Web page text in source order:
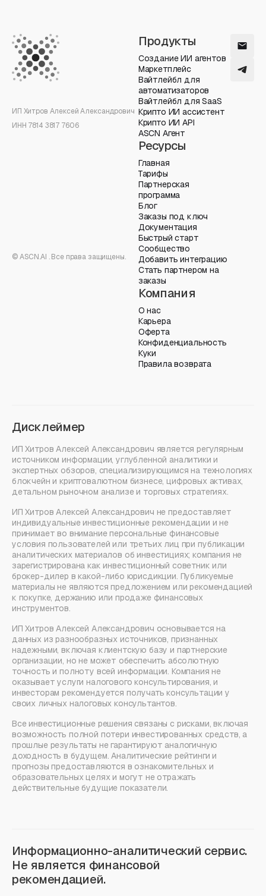
ИП Хитров Алексей Александрович
ИНН 7814 3817 7606
© ASCN.AI . Все права защищены.
Продукты
Создание ИИ агентов
Маркетплейс
Вайтлейбл для
автоматизаторов
Вайтлейбл для SaaS
Крипто ИИ ассистент
Крипто ИИ API
ASCN Агент
Ресурсы
Главная
Тарифы
Партнерская
программа
Блог
Заказы под ключ
Документация
Быстрый старт
Сообщество
Добавить интеграцию
Стать партнером на
заказы
Компания
О нас
Карьера
Оферта
Конфиденциальность
Куки
Правила возврата
Дисклеймер
ИП Хитров Алексей Александрович является регулярным
источником информации, углубленной аналитики и
экспертных обзоров, специализирующимся на технологиях
блокчейн и криптовалютном бизнесе, цифровых активах,
детальном рыночном анализе и торговых стратегиях.
ИП Хитров Алексей Александрович не предоставляет
индивидуальные инвестиционные рекомендации и не
принимает во внимание персональные финансовые
условия пользователей или третьих лиц при публикации
аналитических материалов об инвестициях; компания не
зарегистрирована как инвестиционный советник или
брокер-дилер в какой-либо юрисдикции. Публикуемые
материалы не являются предложением или рекомендацией
к покупке, держанию или продаже финансовых
инструментов.
ИП Хитров Алексей Александрович основывается на
данных из разнообразных источников, признанных
надежными, включая клиентскую базу и партнерские
организации, но не может обеспечить абсолютную
точность и полноту всей информации. Компания не
оказывает услуги налогового консультирования, и
инвесторам рекомендуется получать консультации у
своих личных налоговых консультантов.
Все инвестиционные решения связаны с рисками, включая
возможность полной потери инвестированных средств, а
прошлые результаты не гарантируют аналогичную
доходность в будущем. Аналитические рейтинги и
прогнозы предоставляются в ознакомительных и
образовательных целях и могут не отражать
действительные будущие показатели.
Информационно-аналитический сервис.
Не является финансовой
рекомендацией.